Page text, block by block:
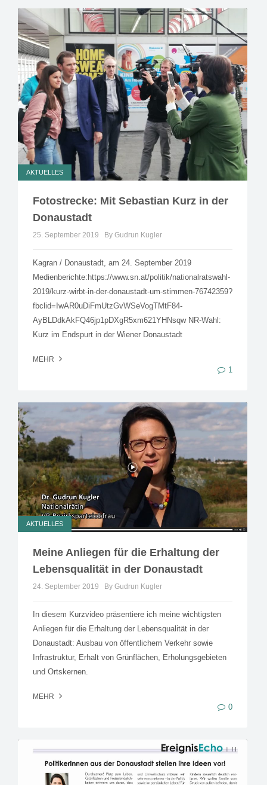
AKTUELLES
Fotostrecke: Mit Sebastian Kurz in der
Donaustadt
25. September 2019 By Gudrun Kugler
Kagran / Donaustadt, am 24. September 2019
Medienberichte:https://www.sn.at/politik/nationalratswahl-
2019/kurz-wirbt-in-der-donaustadt-um-stimmen-76742359?
fbclid=IwAR0uDiFmUtzGvWSeVogTMtF84-
AyBLDdkAkFQ46jp1pDXgR5xm621YHNsqw NR-Wahl:
Kurz im Endspurt in der Wiener Donaustadt
MEHR
1
AKTUELLES
Meine Anliegen für die Erhaltung der
Lebensqualität in der Donaustadt
24. September 2019 By Gudrun Kugler
In diesem Kurzvideo präsentiere ich meine wichtigsten
Anliegen für die Erhaltung der Lebensqualität in der
Donaustadt: Ausbau von öffentlichem Verkehr sowie
Infrastruktur, Erhalt von Grünflächen, Erholungsgebieten
und Ortskernen.
MEHR
0